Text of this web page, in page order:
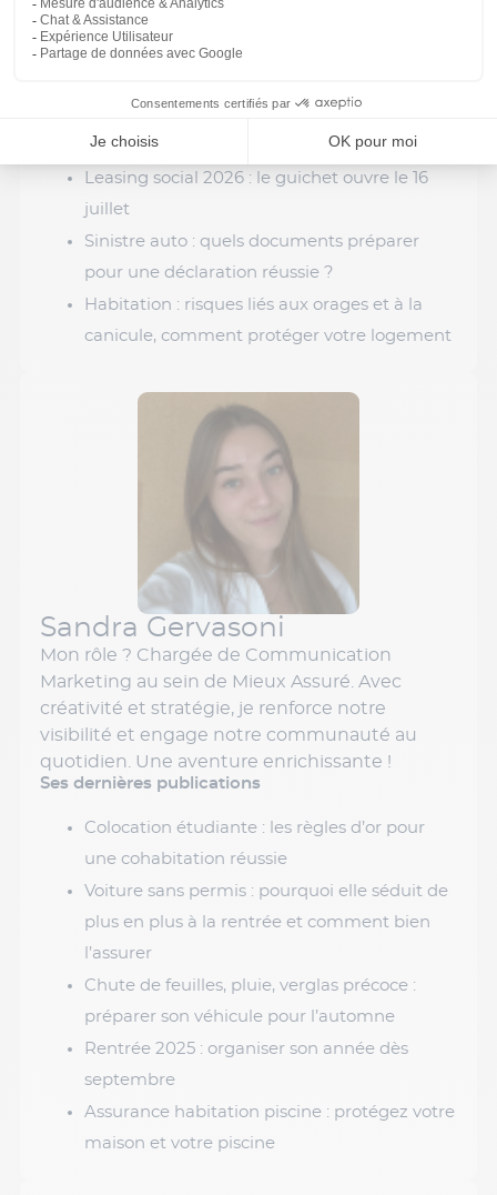
Ses dernières publications
Assurance auto et télétravail : faut-il adapter
Waze lance un mode moto : ce qui change
pour les motards
Leasing social 2026 : le guichet ouvre le 16
juillet
Sinistre auto : quels documents préparer
pour une déclaration réussie ?
Habitation : risques liés aux orages et à la
canicule, comment protéger votre logement
Sandra Gervasoni
Mon rôle ? Chargée de Communication
Marketing au sein de Mieux Assuré. Avec
créativité et stratégie, je renforce notre
visibilité et engage notre communauté au
quotidien. Une aventure enrichissante !
Ses dernières publications
Colocation étudiante : les règles d’or pour
une cohabitation réussie
Voiture sans permis : pourquoi elle séduit de
plus en plus à la rentrée et comment bien
l’assurer
Chute de feuilles, pluie, verglas précoce :
préparer son véhicule pour l’automne
Rentrée 2025 : organiser son année dès
septembre
Assurance habitation piscine : protégez votre
maison et votre piscine